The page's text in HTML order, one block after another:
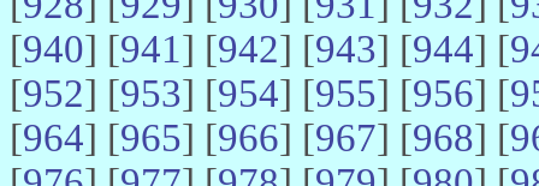
[940] [941] [942] [943] [944] [
[952] [953] [954] [955] [956] [
[964] [965] [966] [967] [968] [